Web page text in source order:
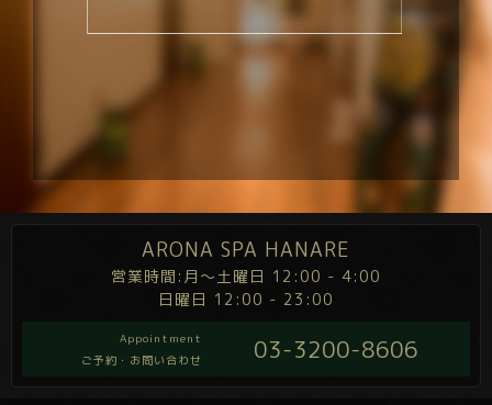
ARONA SPA HANARE
営業時間:月～土曜日 12:00 - 4:00
日曜日 12:00 - 23:00
Appointment
ご予約・お問い合わせ
03-3200-8606